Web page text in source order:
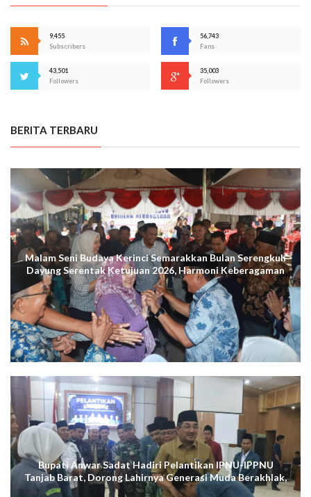
9,455
Subscribers
56,743
Fans
43,501
Followers
35,003
Followers
BERITA TERBARU
Malam Seni Budaya Kerinci Semarakkan Bulan Serengkuh
Dayung Serentak Ketujuan 2026, Harmoni Keberagaman
Terus Menggema di Kuala Tungkal
Bupati Anwar Sadat Hadiri Pelantikan IPNU-IPPNU
Tanjab Barat, Dorong Lahirnya Generasi Muda Berakhlak,
Cerdas Digital, dan Berdaya Saing